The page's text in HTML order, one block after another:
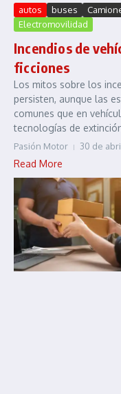
autos buses
Electromovilidad
Incendios de
ficciones
Los mitos sobre los
persisten, aunque las
comunes que en
tecnologías de
Pasión Motor 30 de
Read More